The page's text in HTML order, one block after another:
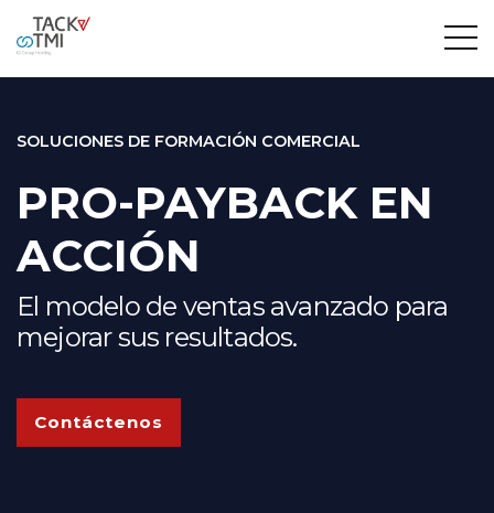
SOLUCIONES DE FORMACIÓN COMERCIAL
PRO-PAYBACK EN
ACCIÓN
El modelo de ventas avanzado para
mejorar sus resultados.
Contáctenos